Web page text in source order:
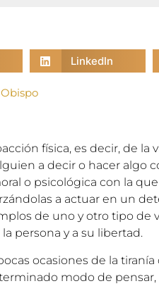
LinkedIn
Obispo
física, es decir, de la
a decir o hacer algo
o psicológica con la
a actuar en un
de uno y otro tipo de
persona y a su libertad.
ocasiones de la tiranía
modo de pensar,